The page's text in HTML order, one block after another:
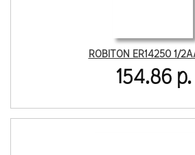
ROBITON ER14250 1/
154.86 р.